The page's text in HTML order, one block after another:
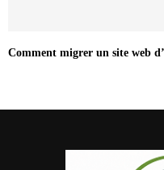
Comment migrer un site web